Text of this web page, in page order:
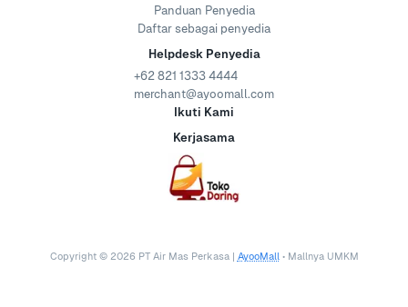
Panduan Penyedia
Daftar sebagai penyedia
Helpdesk Penyedia
+62 821 1333 4444
merchant@ayoomall.com
Ikuti Kami
Kerjasama
Copyright © 2026 PT Air Mas Perkasa | AyooMall • Mallnya UMKM